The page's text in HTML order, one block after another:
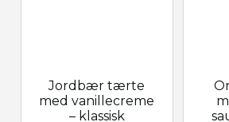
Jordbær tærte
med vanillecreme
– klassisk